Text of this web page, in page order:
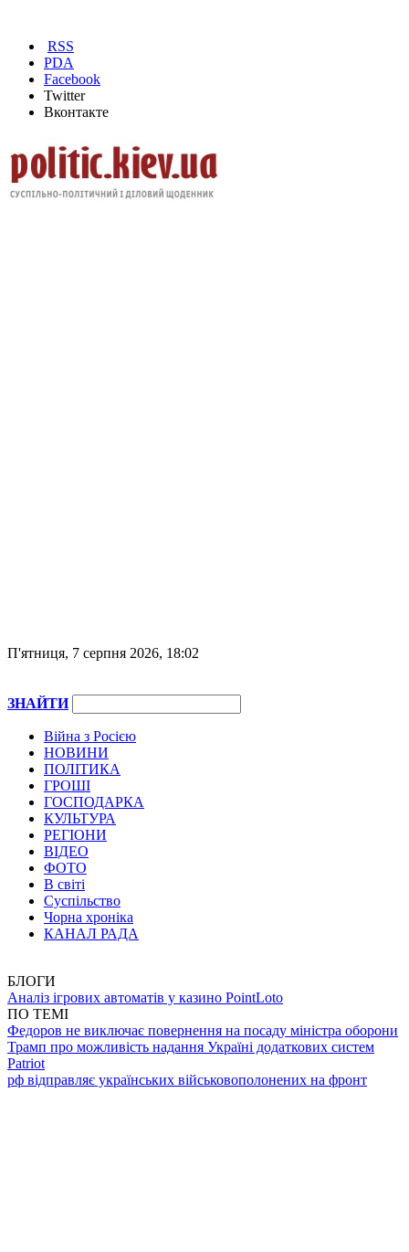
RSS
PDA
Facebook
Twitter
Вконтакте
П'ятниця, 7 серпня 2026, 18:02
ЗНАЙТИ
Війна з Росією
НОВИНИ
ПОЛІТИКА
ГРОШІ
ГОСПОДАРКА
КУЛЬТУРА
РЕГІОНИ
ВІДЕО
ФОТО
В світі
Суспільство
Чорна хроніка
КАНАЛ РАДА
БЛОГИ
Аналіз ігрових автоматів у казино PointLoto
ПО ТЕМІ
Федоров не виключає повернення на посаду міністра оборони
Трамп про можливість надання Україні додаткових систем
Patriot
рф відправляє українських військовополонених на фронт